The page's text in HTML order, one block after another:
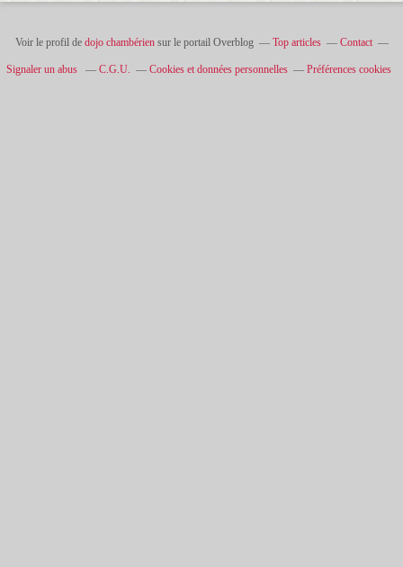
Voir le profil de dojo chambériensur le portail Overblog Top articles Contact
Signaler un abus C.G.U. Cookies et données personnelles Préférences cookies